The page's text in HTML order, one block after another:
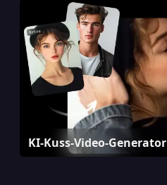
KI-Kuss-Video-Generator